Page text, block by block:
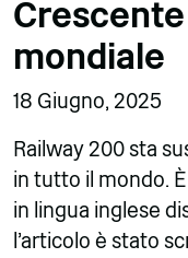
mondiale
18 Giugno, 2025
Railway 200 sta
in tutto il mondo.
in lingua inglese
l'articolo è stato